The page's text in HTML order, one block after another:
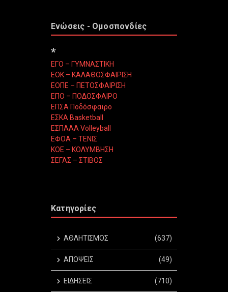
Ενώσεις - Ομοσπονδίες
*
ΕΓΟ – ΓΥΜΝΑΣΤΙΚΗ
ΕΟΚ – ΚΑΛΑΘΟΣΦΑΙΡΙΣΗ
ΕΟΠΕ – ΠΕΤΟΣΦΑΙΡΙΣΗ
ΕΠΟ – ΠΟΔΟΣΦΑΙΡΟ
ΕΠΣΑ Ποδόσφαιρο
ΕΣΚΑ Basketball
ΕΣΠΑΑΑ Volleyball
ΕΦΟΑ – ΤΕΝΙΣ
ΚΟΕ – ΚΟΛΥΜΒΗΣΗ
ΣΕΓΑΣ – ΣΤΙΒΟΣ
Κατηγορίες
ΑΘΛΗΤΙΣΜΟΣ (637)
ΑΠΟΨΕΙΣ (49)
ΕΙΔΗΣΕΙΣ (710)